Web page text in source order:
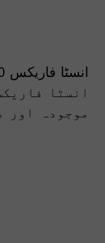
انسٹا
موجودہ اور